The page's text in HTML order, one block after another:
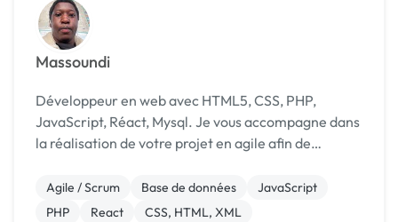
Massoundi
Développeur en web avec HTML5, CSS, PHP,
JavaScript, Réact, Mysql. Je vous accompagne dans
la réalisation de votre projet en agile afin de
Agile / Scrum Base de données
JavaScript
PHP
React
CSS, HTML, XML